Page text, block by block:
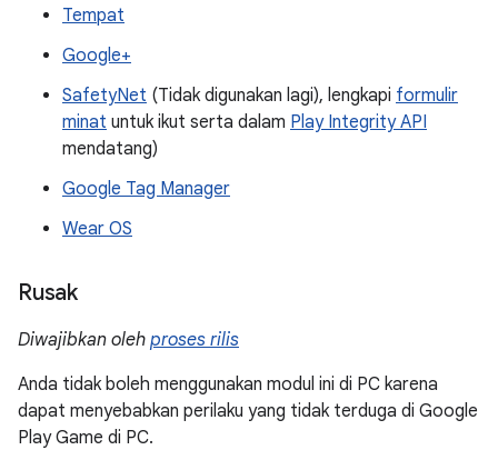
Tempat
Google+
SafetyNet (Tidak digunakan lagi), lengkapi formulir
minat untuk ikut serta dalam Play Integrity API
mendatang)
Google Tag Manager
Wear OS
Rusak
Diwajibkan oleh proses rilis
Anda tidak boleh menggunakan modul ini di PC karena
dapat menyebabkan perilaku yang tidak terduga di Google
Play Game di PC.